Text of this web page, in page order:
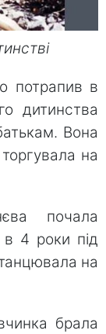
потрапив в
дитинства
Вона
на
почала
4 роки під
на
брала